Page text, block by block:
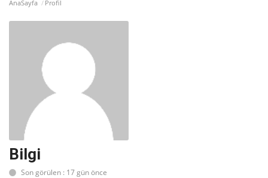
AnaSayfa
Yapay Zeka
Üniversite Yayınları
Tarım
AnaSayfa Profil
Bilgi
Son görülen : 17 gün önce